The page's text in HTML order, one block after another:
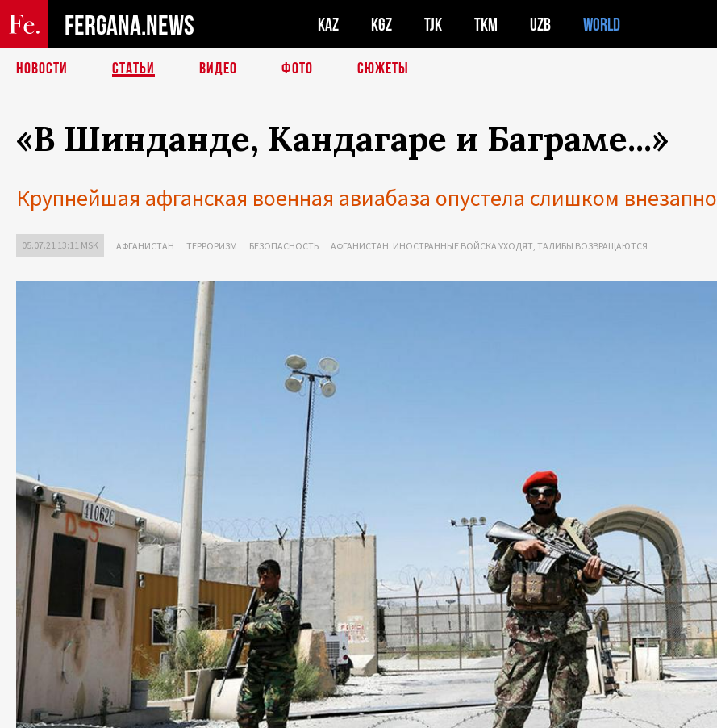
FERGANA.NEWS KAZ KGZ TJK TKM UZB WORLD
НОВОСТИ СТАТЬИ ВИДЕО ФОТО СЮЖЕТЫ
«В Шинданде, Кандагаре и Баграме...»
Крупнейшая афганская военная авиабаза опустела слишком внезапно
05.07.21 13:11 MSK АФГАНИСТАН ТЕРРОРИЗМ БЕЗОПАСНОСТЬ АФГАНИСТАН: ИНОСТРАННЫЕ ВОЙСКА УХОДЯТ, ТАЛИБЫ ВОЗВРАЩАЮТСЯ